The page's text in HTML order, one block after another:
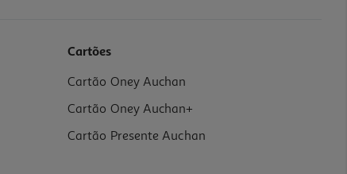
Cartões
Cartão Oney Auchan
Cartão Oney Auchan+
Cartão Presente Auchan